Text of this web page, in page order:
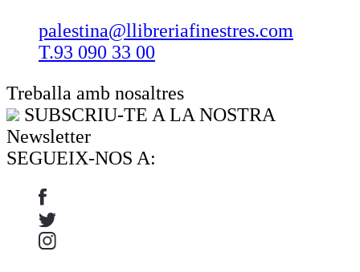
palestina@llibreriafinestres.com
T.93 090 33 00
Treballa amb nosaltres
SUBSCRIU-TE A LA NOSTRA
Newsletter
SEGUEIX-NOS A: